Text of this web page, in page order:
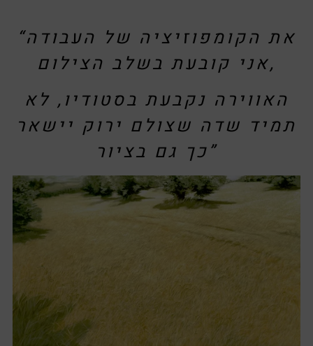
“את הקומפוזיציה של העבודה
אני קובעת בשלב הצילום,
האווירה נקבעת בסטודיו, לא
תמיד שדה שצולם ירוק יישאר
כך גם בציור”